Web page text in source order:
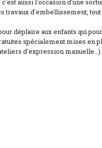
c'est aussi l'occasion d'une
travaux d'embellissement,
déplaire aux enfants qui
spécialement mises en
d'expression manuelle...).